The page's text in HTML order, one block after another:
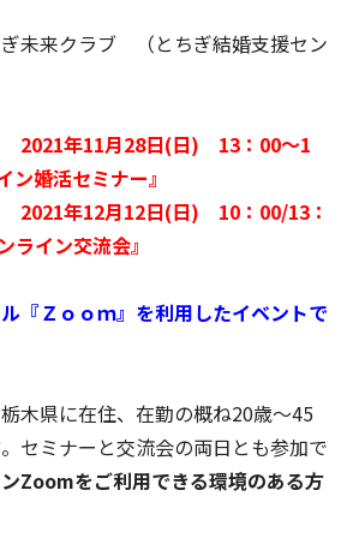
未来クラブ （とちぎ結婚支援セン
2021年11月28日(日) 13：00～1
ン婚活セミナー』
2021年12月12日(日) 10：00/13：
ライン交流会』
『Ｚｏｏｍ』を利用したイベントで
木県に在住、在勤の概ね20歳～45
セミナーと交流会の両日とも参加で
Zoomをご利用できる環境のある方